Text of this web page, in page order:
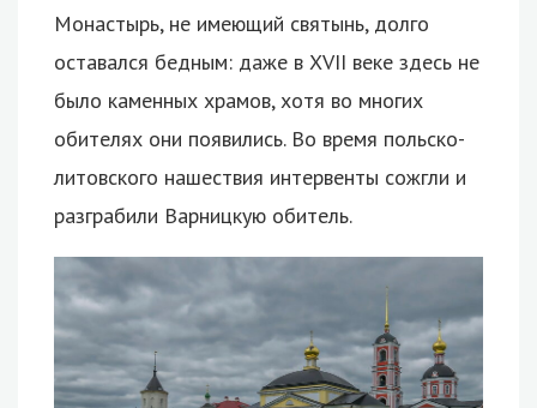
Монастырь, не имеющий святынь, долго
оставался бедным: даже в XVII веке здесь не
было каменных храмов, хотя во многих
обителях они появились. Во время польско-
литовского нашествия интервенты сожгли и
разграбили Варницкую обитель.